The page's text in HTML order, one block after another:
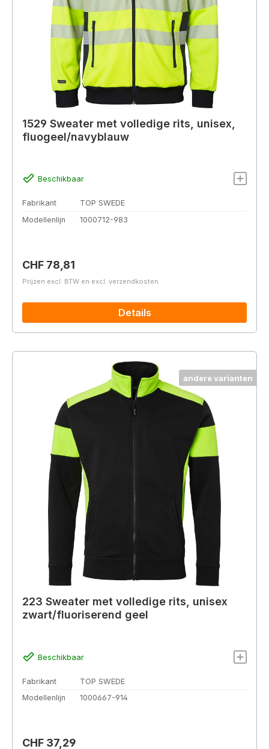
1529 Sweater met volledige rits, unisex,
fluogeel/navyblauw
Beschikbaar
Fabrikant
TOP SWEDE
Modellenlijn
1000712-983
Normale prijs:
CHF 78,81
Prijzen excl. BTW en excl. verzendkosten
Details
andere varianten
223 Sweater met volledige rits, unisex
zwart/fluoriserend geel
Beschikbaar
Fabrikant
TOP SWEDE
Modellenlijn
1000667-914
Normale prijs:
CHF 37,29